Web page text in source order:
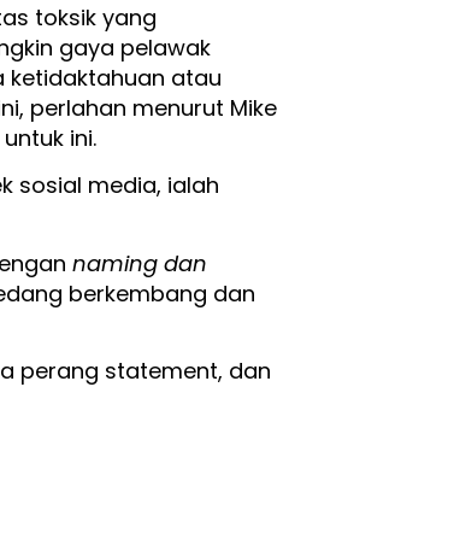
toksik yang
gaya pelawak
ketidaktahuan atau
perlahan menurut Mike
ini.
sosial media, ialah
naming dan
berkembang dan
perang statement, dan